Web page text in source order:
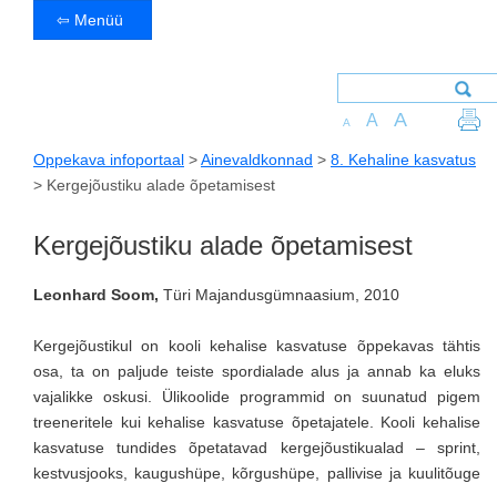
⇦ Menüü
A A A
Oppekava infoportaal >Ainevaldkonnad > 8. Kehaline kasvatus
> Kergejõustiku alade õpetamisest
Kergejõustiku alade õpetamisest
Leonhard Soom, Türi Majandusgümnaasium, 2010
Kergejõustikul on kooli kehalise kasvatuse õppekavas tähtis
osa, ta on paljude teiste spordialade alus ja annab ka eluks
vajalikke oskusi. Ülikoolide programmid on suunatud pigem
treeneritele kui kehalise kasvatuse õpetajatele. Kooli kehalise
kasvatuse tundides õpetatavad kergejõustikualad – sprint,
kestvusjooks, kaugushüpe, kõrgushüpe, pallivise ja kuulitõuge